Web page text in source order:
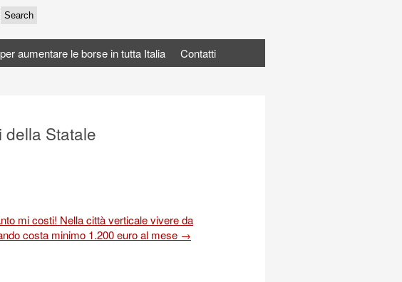
aumentare le borse in tutta Italia Contatti
Statale
mi costi! Nella città verticale vivere da
costa minimo 1.200 euro al mese →